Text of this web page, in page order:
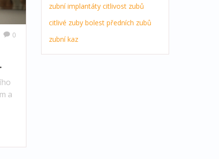
0
a
zubní implantáty citlivost zubů
citlivé zuby bolest předních zubů
zubní kaz